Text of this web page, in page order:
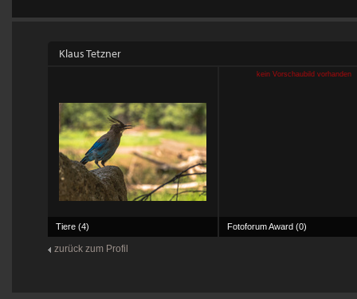
Klaus Tetzner
Tiere (4)
kein Vorschaubild vorhanden
Fotoforum Award (0)
zurück zum Profil